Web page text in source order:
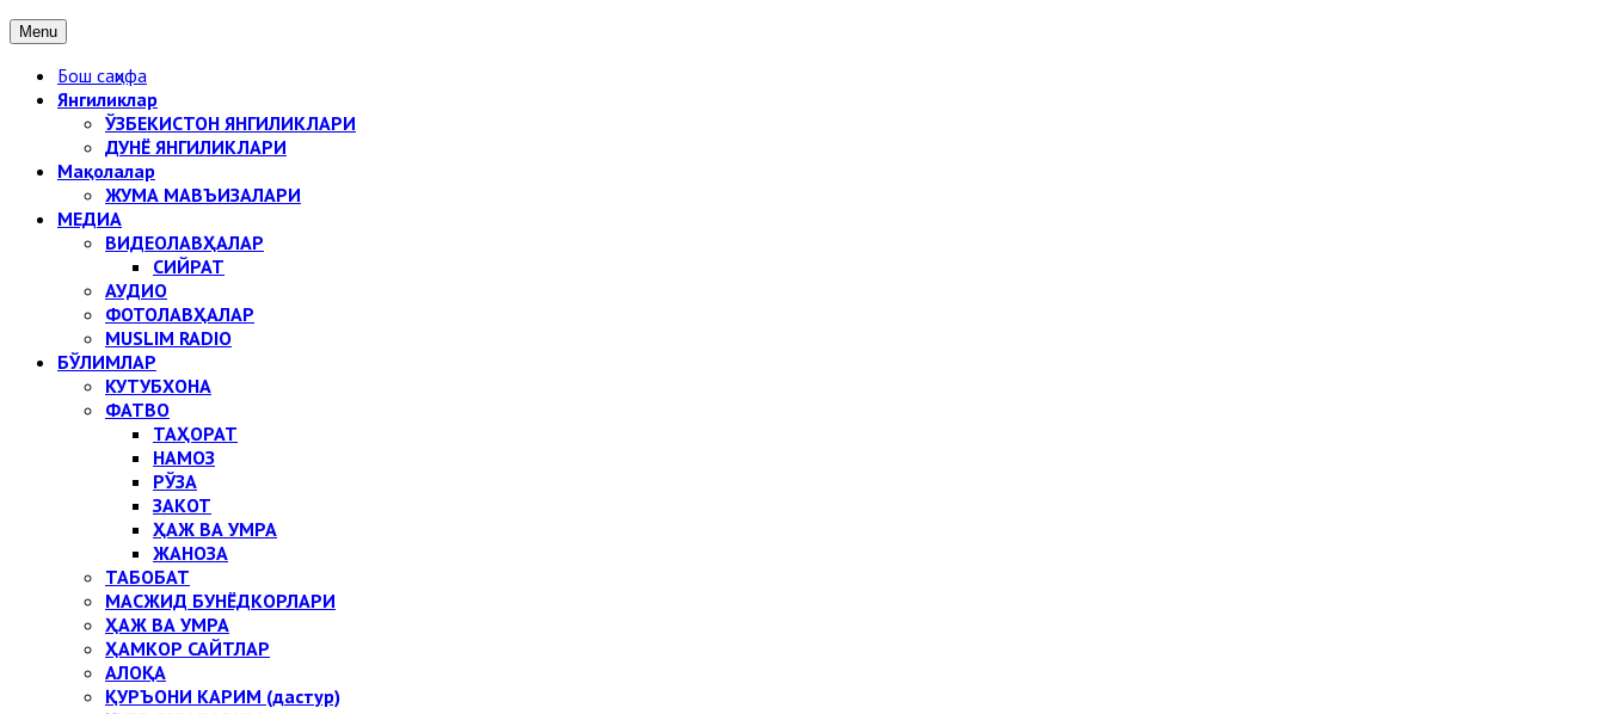
Menu
Бош саҳифа
Янгиликлар
ЎЗБЕКИСТОН ЯНГИЛИКЛАРИ
ДУНЁ ЯНГИЛИКЛАРИ
Мақолалар
ЖУМА МАВЪИЗАЛАРИ
МЕДИА
ВИДЕОЛАВҲАЛАР
СИЙРАТ
АУДИО
ФОТОЛАВҲАЛАР
MUSLIM RADIO
БЎЛИМЛАР
КУТУБХОНА
ФАТВО
ТАҲОРАТ
НАМОЗ
РЎЗА
ЗАКОТ
ҲАЖ ВА УМРА
ЖАНОЗА
ТАБОБАТ
МАСЖИД БУНЁДКОРЛАРИ
ҲАЖ ВА УМРА
ҲАМКОР САЙТЛАР
АЛОҚА
ҚУРЪОНИ КАРИМ (дастур)